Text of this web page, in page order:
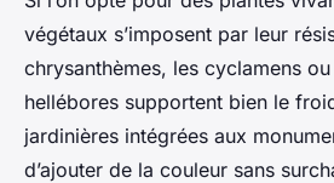
végétaux s’imposent par leur
chrysanthèmes, les cyclamens
hellébores supportent bien le
jardinières intégrées aux
d’ajouter de la couleur sans